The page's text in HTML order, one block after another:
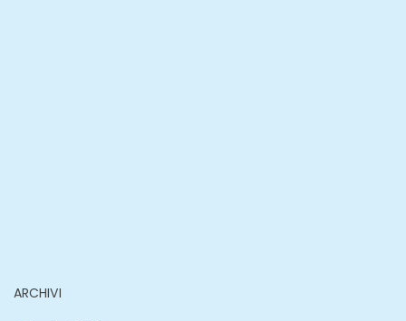
ARCHIVI